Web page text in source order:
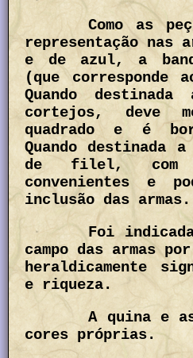
Como as
representação nas
e de azul, a
(que corresponde
Quando
cortejos, deve
quadrado e é
Quando destinada
de filel, com
convenientes e
inclusão das armas.
Foi
campo das armas
heraldicamente
e riqueza.
A quina e
cores próprias.